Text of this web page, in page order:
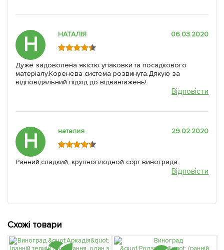
Н НАТАЛІЯ 06.03.2020
Дуже задоволена якістю упаковки та посадкового
матеріалу.Коренева система розвинута.Дякую за
відповідальний підхід до відвантажень!
Відповісти
Н наталия 29.02.2020
Ранний,сладкий, крупноплодной сорт винограда.
Відповісти
Схожі товари